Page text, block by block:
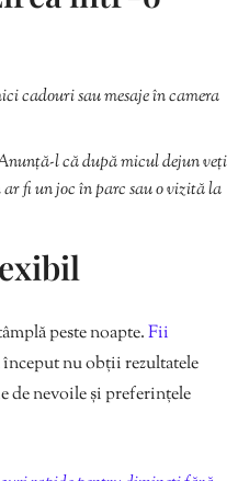
cadouri sau mesaje în camera
l că după micul dejun veți
fi un joc în parc sau o vizită la
peste noapte.Fii
început nu obții rezultatele
de nevoile și preferințele